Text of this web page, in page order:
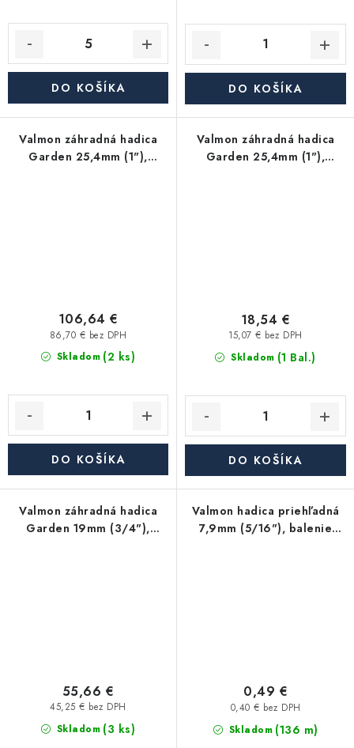
DO KOŠÍKA DO KOŠÍKA
Valmon záhradná hadica
Garden 25,4mm (1"),
Skladom (2 ks)
86,70 € bez DPH
106,64 €
DO KOŠÍKA
Valmon záhradná hadica
Garden 25,4mm (1"),
Skladom (1 Bal.)
15,07 € bez DPH
18,54 €
DO KOŠÍKA
Valmon záhradná hadica
Garden 19mm (3/4"),
Skladom (3 ks)
45,25 € bez DPH
55,66 €
Valmon hadica priehľadná
7,9mm (5/16"), balenie
Skladom (136 m)
0,40 € bez DPH
0,49 €